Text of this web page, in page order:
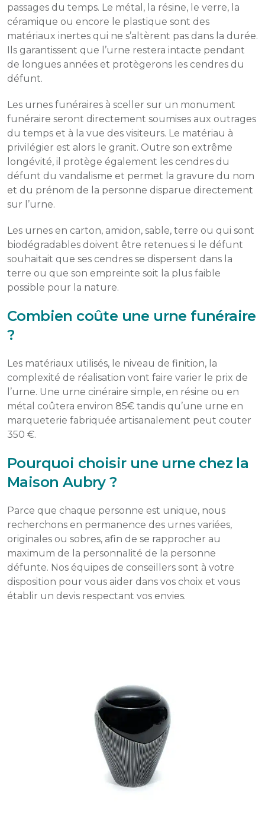
passages du temps. Le métal, la résine, le verre, la
céramique ou encore le plastique sont des
matériaux inertes qui ne s’altèrent pas dans la durée.
Ils garantissent que l’urne restera intacte pendant
de longues années et protègerons les cendres du
défunt.
Les urnes funéraires à sceller sur un monument
funéraire seront directement soumises aux outrages
du temps et à la vue des visiteurs. Le matériau à
privilégier est alors le granit. Outre son extrême
longévité, il protège également les cendres du
défunt du vandalisme et permet la gravure du nom
et du prénom de la personne disparue directement
sur l’urne.
Les urnes en carton, amidon, sable, terre ou qui sont
biodégradables doivent être retenues si le défunt
souhaitait que ses cendres se dispersent dans la
terre ou que son empreinte soit la plus faible
possible pour la nature.
Combien coûte une urne funéraire
?
Les matériaux utilisés, le niveau de finition, la
complexité de réalisation vont faire varier le prix de
l’urne. Une urne cinéraire simple, en résine ou en
métal coûtera environ 85€ tandis qu’une urne en
marqueterie fabriquée artisanalement peut couter
350 €.
Pourquoi choisir une urne chez la
Maison Aubry ?
Parce que chaque personne est unique, nous
recherchons en permanence des urnes variées,
originales ou sobres, afin de se rapprocher au
maximum de la personnalité de la personne
défunte. Nos équipes de conseillers sont à votre
disposition pour vous aider dans vos choix et vous
établir un devis respectant vos envies.